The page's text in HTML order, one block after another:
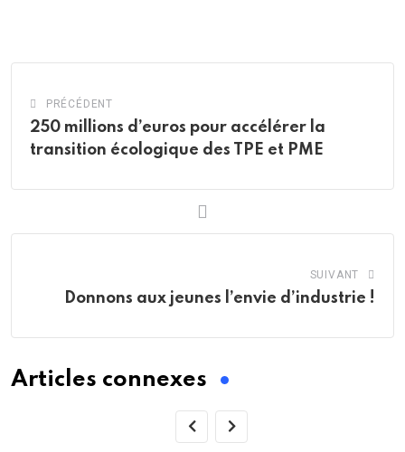
PRÉCÉDENT
250 millions d’euros pour accélérer la
transition écologique des TPE et PME
SUIVANT
Donnons aux jeunes l’envie d’industrie !
Articles connexes